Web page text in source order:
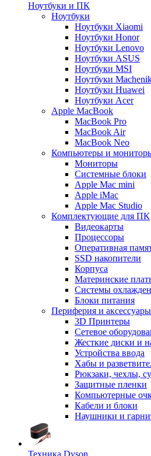
Ноутбуки и ПК
Ноутбуки
Ноутбуки Xiaomi
Ноутбуки Honor
Ноутбуки Lenovo
Ноутбуки ASUS
Ноутбуки MSI
Ноутбуки
Ноутбуки Huawei
Ноутбуки Acer
Apple MacBook
MacBook Pro
MacBook Air
MacBook Neo
Компьютеры и
Мониторы
Системные блоки
Apple Mac mini
Apple iMac
Apple Mac Studio
Комплектующие для ПК
Видеокарты
Процессоры
Оперативная
SSD накопители
Корпуса
Материнские
Системы
Блоки питания
Периферия и аксессуары
3D Принтеры
Сетевое
Жесткие диски и
Устройства ввода
Хабы и
Рюкзаки, чехлы,
Защитные пленки
Компьютерные
Кабели и блоки
Наушники и
Техника Dyson